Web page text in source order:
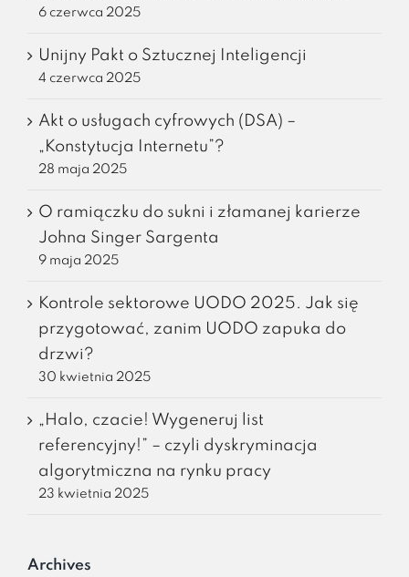
6 czerwca 2025
Unijny Pakt o Sztucznej Inteligencji
4 czerwca 2025
Akt o usługach cyfrowych (DSA) –
„Konstytucja Internetu”?
28 maja 2025
O ramiączku do sukni i złamanej karierze
Johna Singer Sargenta
9 maja 2025
Kontrole sektorowe UODO 2025. Jak się
przygotować, zanim UODO zapuka do
drzwi?
30 kwietnia 2025
„Halo, czacie! Wygeneruj list
referencyjny!” – czyli dyskryminacja
algorytmiczna na rynku pracy
23 kwietnia 2025
Archives